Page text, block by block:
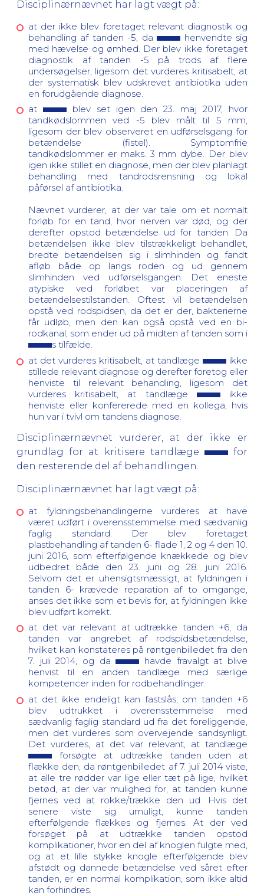
Disciplinærnævnet har lagt vægt på:
at der ikke blev foretaget relevant diagnostik og
behandling af tanden -5, da
henvendte sig
med hævelse og ømhed. Der blev ikke foretaget
diagnostik af tanden -5 på trods af flere
undersøgelser, ligesom det vurderes kritisabelt, at
der systematisk blev udskrevet antibiotika uden
en forudgående diagnose.
at
blev set igen den 23. maj 2017, hvor
tandkødslommen ved -5 blev målt til 5 mm,
ligesom der blev observeret en udførselsgang for
betændelse (fistel). Symptomfrie
tandkødslommer er maks. 3 mm dybe. Der blev
igen ikke stillet en diagnose, men der blev planlagt
behandling med tandrodsrensning og lokal
påførsel af antibiotika.
Nævnet vurderer, at der var tale om et normalt
forløb for en tand, hvor nerven var død, og der
derefter opstod betændelse ud for tanden. Da
betændelsen ikke blev tilstrækkeligt behandlet,
bredte betændelsen sig i slimhinden og fandt
afløb både op langs roden og ud gennem
slimhinden ved udførselsgangen. Det eneste
atypiske ved forløbet var placeringen af
betændelsestilstanden. Oftest vil betændelsen
opstå ved rodspidsen, da det er der, bakterierne
får udløb, men den kan også opstå ved en bi-
rodkanal, som ender ud på midten af tanden som i
s tilfælde.
at det vurderes kritisabelt, at tandlæge
ikke
stillede relevant diagnose og derefter foretog eller
henviste til relevant behandling, ligesom det
vurderes kritisabelt, at tandlæge
ikke
henviste eller konfererede med en kollega, hvis
hun var i tvivl om tandens diagnose.
Disciplinærnævnet vurderer, at der ikke er
grundlag for at kritisere tandlæge
for
den resterende del af behandlingen.
Disciplinærnævnet har lagt vægt på:
at fyldningsbehandlingerne vurderes at have
været udført i overensstemmelse med sædvanlig
faglig standard. Der blev foretaget
plastbehandling af tanden 6- flade 1, 2 og 4 den 10.
juni 2016, som efterfølgende knækkede og blev
udbedret både den 23. juni og 28. juni 2016.
Selvom det er uhensigtsmæssigt, at fyldningen i
tanden 6- krævede reparation af to omgange,
anses det ikke som et bevis for, at fyldningen ikke
blev udført korrekt.
at det var relevant at udtrække tanden +6, da
tanden var angrebet af rodspidsbetændelse,
hvilket kan konstateres på røntgenbilledet fra den
7. juli 2014, og da
havde fravalgt at blive
henvist til en anden tandlæge med særlige
kompetencer inden for rodbehandlinger.
at det ikke endeligt kan fastslås, om tanden +6
blev udtrukket i overensstemmelse med
sædvanlig faglig standard ud fra det foreliggende,
men det vurderes som overvejende sandsynligt.
Det vurderes, at det var relevant, at tandlæge
forsøgte at udtrække tanden uden at
flække den, da røntgenbilledet af 7. juli 2014 viste,
at alle tre rødder var lige eller tæt på lige, hvilket
betød, at der var mulighed for, at tanden kunne
fjernes ved at rokke/trække den ud. Hvis det
senere viste sig umuligt, kunne tanden
efterfølgende flækkes og fjernes. At der ved
forsøget på at udtrække tanden opstod
komplikationer, hvor en del af knoglen fulgte med,
og at et lille stykke knogle efterfølgende blev
afstødt og dannede betændelse ved såret efter
tanden, er en normal komplikation, som ikke altid
kan forhindres.